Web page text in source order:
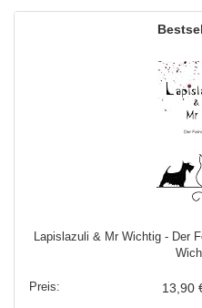
Lapislazuli & Mr Wichtig - Der
13,90